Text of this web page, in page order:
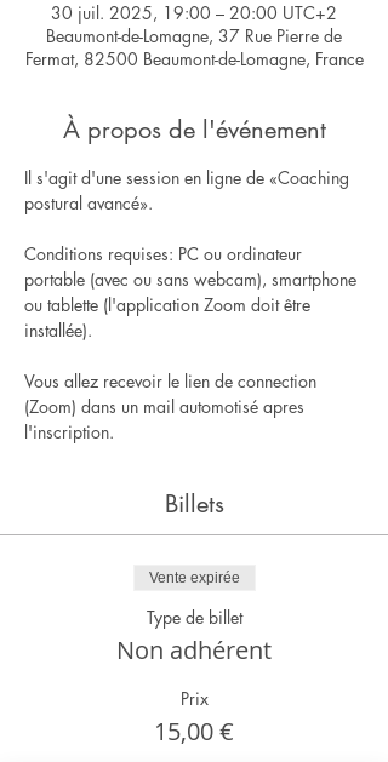
30 juil. 2025, 19:00 – 20:00 UTC+2
Beaumont-de-Lomagne, 37 Rue Pierre de
Fermat, 82500 Beaumont-de-Lomagne, France
À propos de l'événement
Il s'agit d'une session en ligne de «Coaching
postural avancé».
Conditions requises: PC ou ordinateur
portable (avec ou sans webcam), smartphone
ou tablette (l'application Zoom doit être
installée).
Vous allez recevoir le lien de connection
(Zoom) dans un mail automotisé apres
l'inscription.
Billets
Vente expirée
Type de billet
Non adhérent
Prix
15,00 €